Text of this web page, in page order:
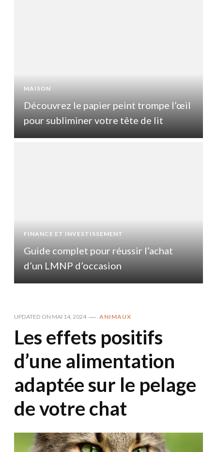
MAISON
Découvrez le papier peint trompe l’œil
pour subliminer votre tête de lit
FINANCE ET INVESTISSEMENT
Guide complet pour réussir l’achat
d’un LMNP d’occasion
UPDATED ON MAI 14, 2024 ANIMAUX
Les effets positifs
d’une alimentation
adaptée sur le pelage
de votre chat